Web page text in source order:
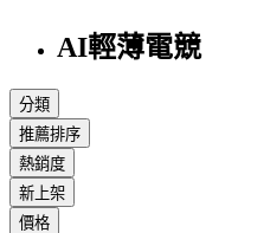
AI輕薄電競
分類
推薦排序
熱銷度
新上架
價格